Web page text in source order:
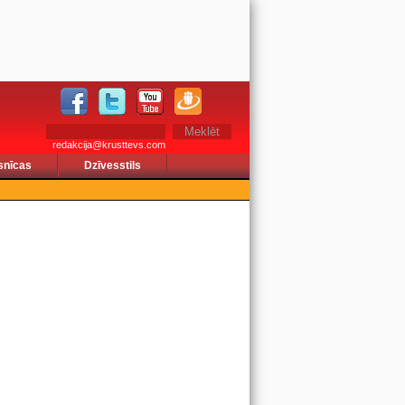
redakcija@krusttevs.com
Dzīvesstils